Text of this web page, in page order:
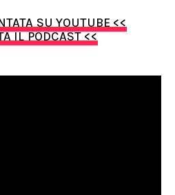
SU YOUTUBE <<
IL PODCAST <<